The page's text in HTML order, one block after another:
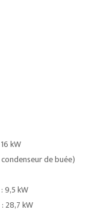
kW
de buée)
9,5 kW
28,7 kW